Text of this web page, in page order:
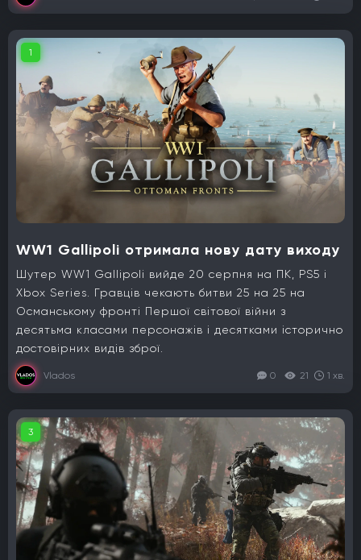
1
WW1 Gallipoli отримала нову дату виходу
Шутер WW1 Gallipoli вийде 20 серпня на ПК, PS5 і
Xbox Series. Гравців чекають битви 25 на 25 на
Османському фронті Першої світової війни з
десятьма класами персонажів і десятками історично
достовірних видів зброї.
Vlados 0 21 1 хв.
3